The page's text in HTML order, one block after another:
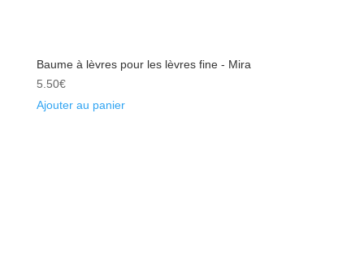
Baume à lèvres pour les lèvres fine - Mira
5.50€
Ajouter au panier